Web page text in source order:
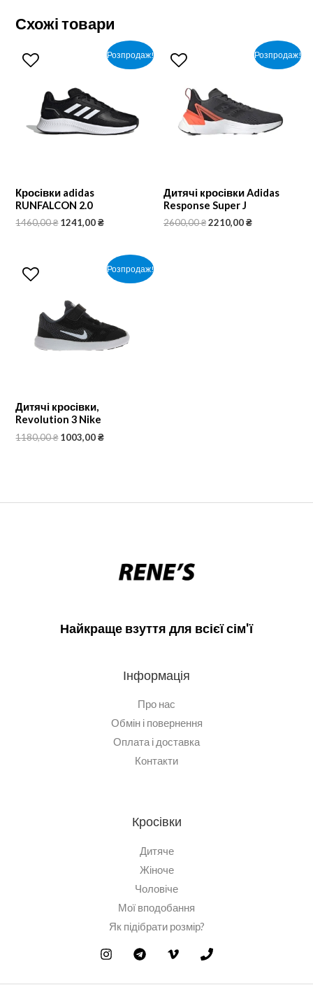
Схожі товари
Розпродаж!
Кросівки adidas
RUNFALCON 2.0
1460,00₴ 1241,00₴
Розпродаж!
Дитячі кросівки Adidas
Response Super J
2600,00₴2210,00₴
Розпродаж!
Дитячі кросівки,
Revolution 3 Nike
1180,00₴ 1003,00₴
Найкраще взуття для всієї сім'ї
Інформація
Про нас
Обмін і повернення
Оплата і доставка
Контакти
Кросівки
Дитяче
Жіноче
Чоловіче
Мої вподобання
Як підібрати розмір?